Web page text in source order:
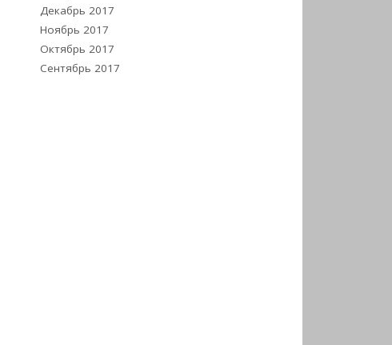
Декабрь 2017
Ноябрь 2017
Октябрь 2017
Сентябрь 2017